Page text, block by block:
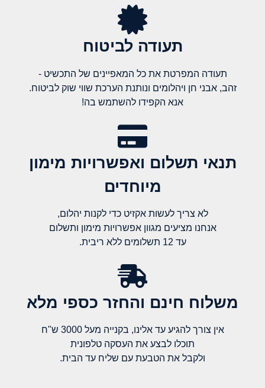
תעודה לביטוח
תעודה המפרטת את כל המאפיינים של התכשיט -
זהב, אבני חן ויהלומים ונותנת הערכת שווי שוק לביטוח.
אנא הקפידו להשתמש בה!
תנאי תשלום ואפשרויות מימון
מיוחדים
לא צריך לעשות אקזיט כדי לקנות יהלום,
אנחנו מציעים מגוון אפשרויות מימון ותשלום
עד 12 תשלומים ללא ריבית.
משלוח חינם והחזר כספי מלא​
אין צורך להגיע עד אלינו, בקנייה מעל 3000 ש"ח
תוכלו לבצע את העסקה טלפונית
ולקבל את הטבעת עם שליח עד הבית.